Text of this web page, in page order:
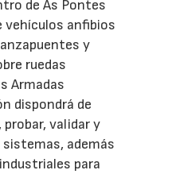
de As Pontes
vehículos anfibios
y
ruedas
Armadas
dispondrá de
validar y
además
para